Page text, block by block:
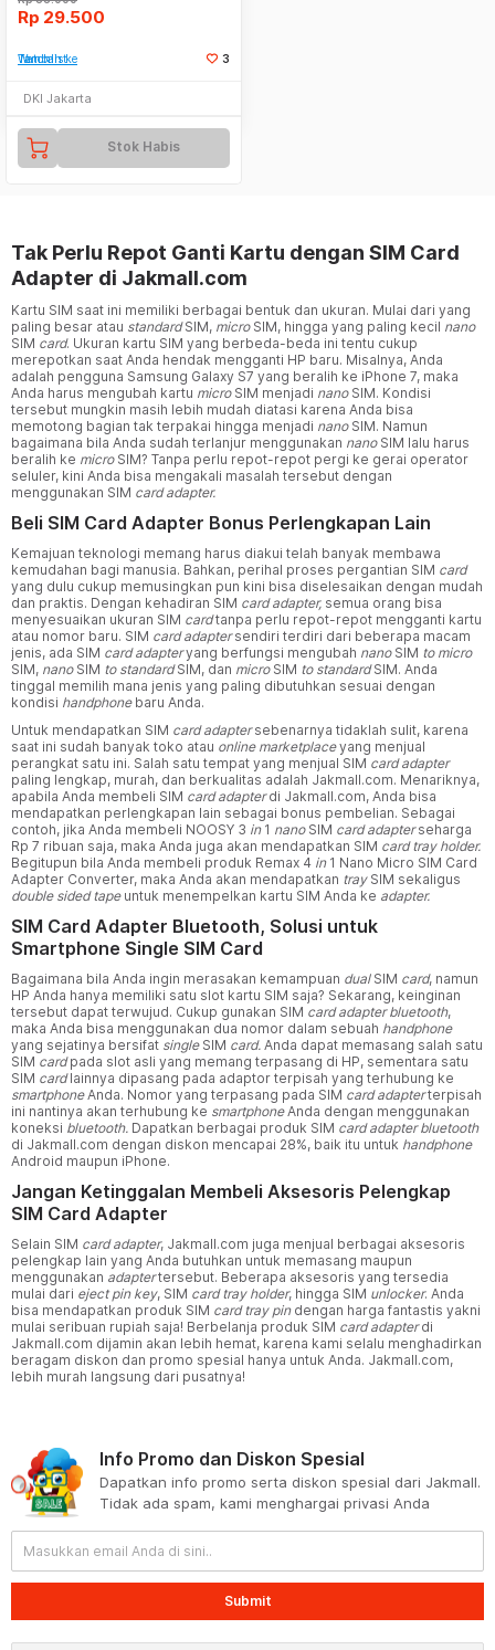
Rp 29.500
Tambah ke Watchlist 3
DKI Jakarta
Stok Habis
Tak Perlu Repot Ganti Kartu dengan SIM Card
Adapter di Jakmall.com
Kartu SIM saat ini memiliki berbagai bentuk dan ukuran. Mulai dari yang
paling besar atau standardSIM, micro SIM, hingga yang paling kecil nano
SIM card. Ukuran kartu SIM yang berbeda-beda ini tentu cukup
merepotkan saat Anda hendak mengganti HP baru. Misalnya, Anda
adalah pengguna Samsung Galaxy S7 yang beralih ke iPhone 7, maka
Anda harus mengubah kartu micro SIM menjadi nano SIM. Kondisi
tersebut mungkin masih lebih mudah diatasi karena Anda bisa
memotong bagian tak terpakai hingga menjadi nanoSIM. Namun
bagaimana bila Anda sudah terlanjur menggunakan nano SIM lalu harus
beralih ke micro SIM? Tanpa perlu repot-repot pergi ke gerai operator
seluler, kini Anda bisa mengakali masalah tersebut dengan
menggunakan SIM card adapter.
Beli SIM Card Adapter Bonus Perlengkapan Lain
Kemajuan teknologi memang harus diakui telah banyak membawa
kemudahan bagi manusia. Bahkan, perihal proses pergantian SIM card
yang dulu cukup memusingkan pun kini bisa diselesaikan dengan mudah
dan praktis. Dengan kehadiran SIM card adapter, semua orang bisa
menyesuaikan ukuran SIM cardtanpa perlu repot-repot mengganti kartu
atau nomor baru. SIM card adaptersendiri terdiri dari beberapa macam
jenis, ada SIM card adapteryang berfungsi mengubah nano SIM to micro
SIM, nano SIM to standardSIM, dan micro SIM to standardSIM. Anda
tinggal memilih mana jenis yang paling dibutuhkan sesuai dengan
kondisi handphone baru Anda.
Untuk mendapatkan SIM card adaptersebenarnya tidaklah sulit, karena
saat ini sudah banyak toko atau online marketplaceyang menjual
perangkat satu ini. Salah satu tempat yang menjual SIM card adapter
paling lengkap, murah, dan berkualitas adalah Jakmall.com. Menariknya,
apabila Anda membeli SIM card adapterdi Jakmall.com, Anda bisa
mendapatkan perlengkapan lain sebagai bonus pembelian. Sebagai
contoh, jika Anda membeli NOOSY 3 in 1 nano SIM card adapterseharga
Rp 7 ribuan saja, maka Anda juga akan mendapatkan SIM card tray holder.
Begitupun bila Anda membeli produk Remax 4 in 1 Nano Micro SIM Card
Adapter Converter, maka Anda akan mendapatkan tray SIM sekaligus
double sided tape untuk menempelkan kartu SIM Anda ke adapter.
SIM Card Adapter Bluetooth, Solusi untuk
Smartphone Single SIM Card
Bagaimana bila Anda ingin merasakan kemampuan dual SIM card, namun
HP Anda hanya memiliki satu slot kartu SIM saja? Sekarang, keinginan
tersebut dapat terwujud. Cukup gunakan SIM card adapter bluetooth,
maka Anda bisa menggunakan dua nomor dalam sebuah handphone
yang sejatinya bersifat single SIM card. Anda dapat memasang salah satu
SIM cardpada slot asli yang memang terpasang di HP, sementara satu
SIM cardlainnya dipasang pada adaptor terpisah yang terhubung ke
smartphoneAnda. Nomor yang terpasang pada SIM card adapterterpisah
ini nantinya akan terhubung ke smartphoneAnda dengan menggunakan
koneksi bluetooth. Dapatkan berbagai produk SIM card adapter bluetooth
di Jakmall.com dengan diskon mencapai 28%, baik itu untuk handphone
Android maupun iPhone.
Jangan Ketinggalan Membeli Aksesoris Pelengkap
SIM Card Adapter
Selain SIM card adapter, Jakmall.com juga menjual berbagai aksesoris
pelengkap lain yang Anda butuhkan untuk memasang maupun
menggunakan adaptertersebut. Beberapa aksesoris yang tersedia
mulai dari eject pin key, SIM card tray holder, hingga SIM unlocker. Anda
bisa mendapatkan produk SIM card tray pin dengan harga fantastis yakni
mulai seribuan rupiah saja! Berbelanja produk SIM card adapterdi
Jakmall.com dijamin akan lebih hemat, karena kami selalu menghadirkan
beragam diskon dan promo spesial hanya untuk Anda. Jakmall.com,
lebih murah langsung dari pusatnya!
Info Promo dan Diskon Spesial
Dapatkan info promo serta diskon spesial dari Jakmall.
Tidak ada spam, kami menghargai privasi Anda
Submit